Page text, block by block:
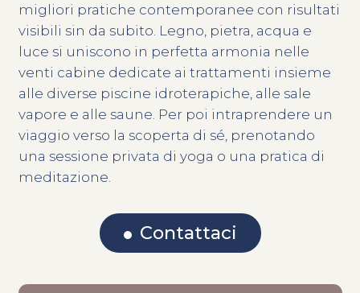
migliori pratiche contemporanee con risultati
visibili sin da subito. Legno, pietra, acqua e
luce si uniscono in perfetta armonia nelle
venti cabine dedicate ai trattamenti insieme
alle diverse piscine idroterapiche, alle sale
vapore e alle saune. Per poi intraprendere un
viaggio verso la scoperta di sé, prenotando
una sessione privata di yoga o una pratica di
meditazione.
Contattaci